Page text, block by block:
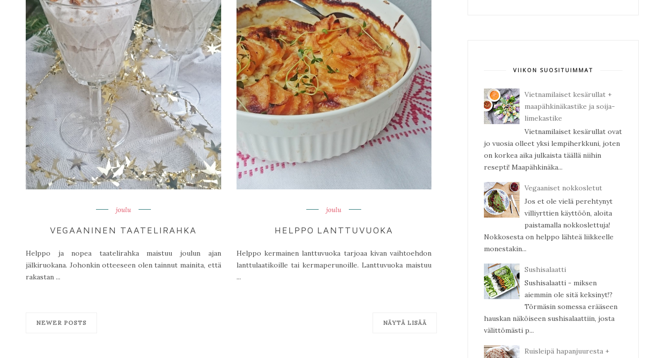
joulu
VEGAANINEN TAATELIRAHKA
Helppo ja nopea taatelirahka maistuu joulun ajan
jälkiruokana. Johonkin otteeseen olen tainnut mainita, että
rakastan ...
joulu
HELPPO LANTTUVUOKA
Helppo kermainen lanttuvuoka tarjoaa kivan vaihtoehdon
lanttulaatikoille tai kermaperunoille. Lanttuvuoka maistuu
...
NEWER POSTS NÄYTÄ LISÄÄ
VIIKON SUOSITUIMMAT
Vietnamilaiset kesärullat +
maapähkinäkastike ja soija-
limekastike
Vietnamilaiset kesärullat ovat
jo vuosia olleet yksi lempiherkkuni, joten
on korkea aika julkaista täällä niihin
resepti! Maapähkinäka...
Vegaaniset nokkosletut
Jos et ole vielä perehtynyt
villiyrttien käyttöön, aloita
paistamalla nokkoslettuja!
Nokkosesta on helppo lähteä liikkeelle
monestakin...
Sushisalaatti
Sushisalaatti - miksen
aiemmin ole sitä keksinyt!?
Törmäsin somessa erääseen
hauskan näköiseen sushisalaattiin, josta
välittömästi p...
Ruisleipä hapanjuuresta +